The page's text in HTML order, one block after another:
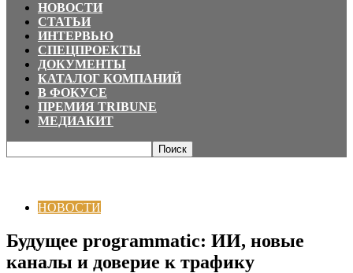
НОВОСТИ
СТАТЬИ
ИНТЕРВЬЮ
СПЕЦПРОЕКТЫ
ДОКУМЕНТЫ
КАТАЛОГ КОМПАНИЙ
В ФОКУСЕ
ПРЕМИЯ TRIBUNE
МЕДИАКИТ
НОВОСТИ
Будущее programmatic: ИИ, новые
каналы и доверие к трафику